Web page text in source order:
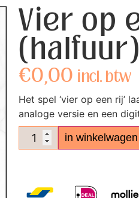
Vier op
(halfuur)
€0,00 incl. btw
Het spel ‘vier op een rij’
analoge versie en een
in winkelwagen